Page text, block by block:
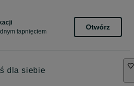
tapnięciem
Otwórz
dla siebie